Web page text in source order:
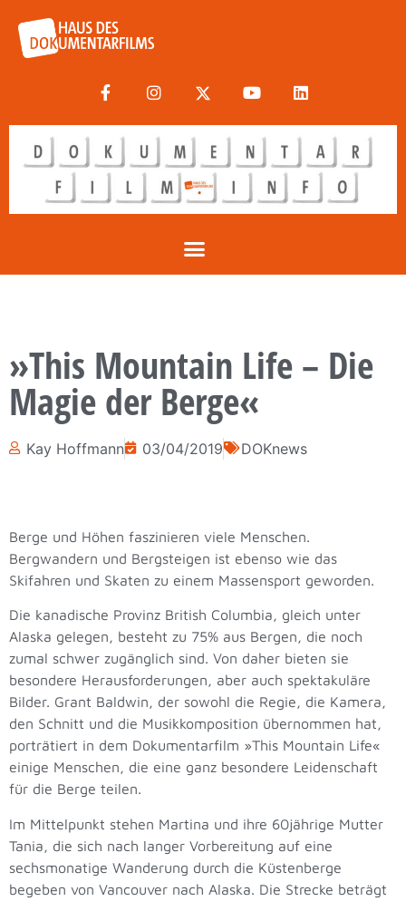
»This Mountain Life – Die
Magie der Berge«
Kay Hoffmann 03/04/2019 DOKnews
Berge und Höhen faszinieren viele Menschen.
Bergwandern und Bergsteigen ist ebenso wie das
Skifahren und Skaten zu einem Massensport geworden.
Die kanadische Provinz British Columbia, gleich unter
Alaska gelegen, besteht zu 75% aus Bergen, die noch
zumal schwer zugänglich sind. Von daher bieten sie
besondere Herausforderungen, aber auch spektakuläre
Bilder. Grant Baldwin, der sowohl die Regie, die Kamera,
den Schnitt und die Musikkomposition übernommen hat,
porträtiert in dem Dokumentarfilm »This Mountain Life«
einige Menschen, die eine ganz besondere Leidenschaft
für die Berge teilen.
Im Mittelpunkt stehen Martina und ihre 60jährige Mutter
Tania, die sich nach langer Vorbereitung auf eine
sechsmonatige Wanderung durch die Küstenberge
begeben von Vancouver nach Alaska. Die Strecke beträgt